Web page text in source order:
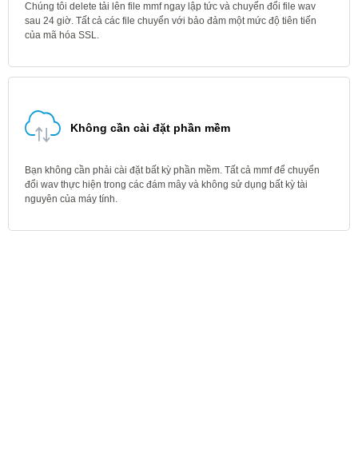
Chúng tôi delete tải lên file mmf ngay lập tức và chuyển đổi file wav
sau 24 giờ. Tất cả các file chuyển với bảo đảm một mức độ tiên tiến
của mã hóa SSL.
Không cần cài đặt phần mềm
Bạn không cần phải cài đặt bất kỳ phần mềm. Tất cả mmf để chuyển
đổi wav thực hiện trong các đám mây và không sử dụng bất kỳ tài
nguyên của máy tính.